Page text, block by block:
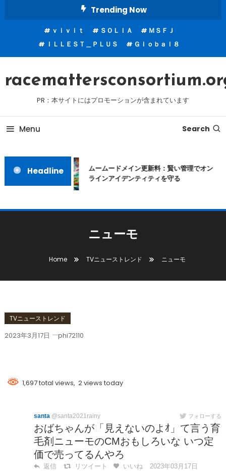
Trending Now
ｖｉｖｉｔ ＳＯＬＩＡ
ＭＳＦＪ
ＩＬＬＥＳＴ＿ＰＬＵＳ
Ｇｌｏｂａｌ８
PR：本サイトにはプロモーションが含まれています
Menu Search
Headline
ムームードメイン更新料：賢い管理でオン
ラインアイデンティティを守る
ニューモ
Home TVニューストレンド ニューモ
TVニューストレンド
2023年3月17日 phi72110
1,697 total views, 2 views today
santa @santa2021rainy フォローする
おばちゃんが「見えないのよｵ」て言う育
毛剤ニューモのCMおもしろいな いつ定
価で売ってるんやろ
返信 リツイート いいね
2023年03月17日